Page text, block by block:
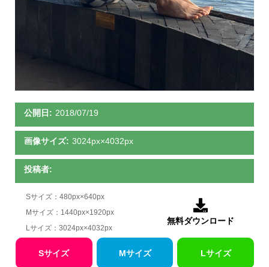
公開日: 2018/07/19
画像サイズ: 3024px×4032px
投稿者:
Sサイズ：480px×640px
Mサイズ：1440px×1920px
Lサイズ：3024px×4032px

無料ダウンロード
Sサイズ Mサイズ Lサイズ